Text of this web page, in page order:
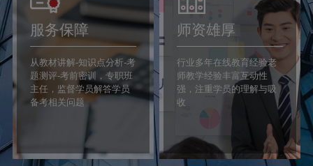
服务保障
从教材讲解-知识点分析-考
题测评-考前密训，专职班
主任，监督学员解答学员
备考相关问题
师资雄厚
行业多年在线教育经验老
师教学经验丰富互动性
强，注重学员的理解与吸
收